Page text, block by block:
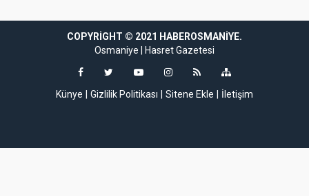
COPYRIGHT © 2021 HABEROSMANIYE.
Osmaniye | Hasret Gazetesi
coinbar girişklasbahisklasbahis girişsupertotobet giriş
Künye Gizlilik Politikası Sitene Ekle İletişim